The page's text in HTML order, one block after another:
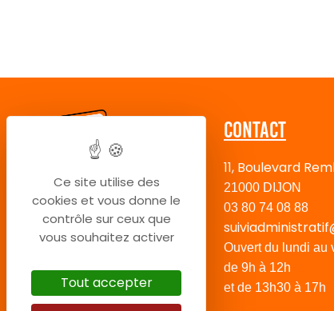
Contact
11, Boulevard
21000 DIJON
03 80 74 08 88
Ouvert du lundi au
de 9h à 12h
et de 13h30 à 17h
Ce site utilise des
cookies et vous donne le
contrôle sur ceux que
vous souhaitez activer
Tout accepter